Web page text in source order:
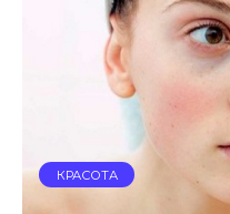
КРАСОТА